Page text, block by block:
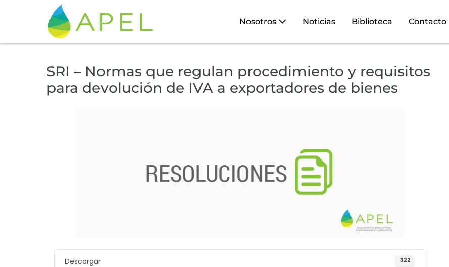
Nosotros Noticias Biblioteca Contacto
SRI – Normas que regulan procedimiento y requisitos
para devolución de IVA a exportadores de bienes
Descargar 322